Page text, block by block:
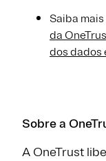
Saiba
da
dos dados
Sobre a
A OneTrust